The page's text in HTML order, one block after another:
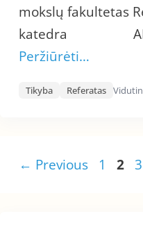
mokslų fakultetas
katedra
Peržiūrėti…
Tikyba Referatas
← Previous Page
1 Page
2 3